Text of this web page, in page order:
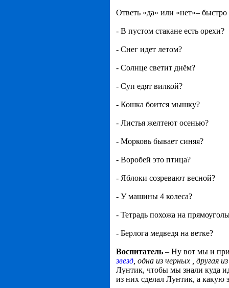
Ответь «да» или «нет»– быстро
- В пустом стакане есть орехи?
- Снег идет летом?
- Солнце светит днём?
- Суп едят вилкой?
- Кошка боится мышку?
- Листья желтеют осенью?
- Морковь бывает синяя?
- Воробей это птица?
- Яблоки созревают весной?
- У машины 4 колеса?
- Тетрадь похожа на
- Берлога медведя на ветке?
Воспитатель – Ну вот мы и
звезд , одна из черных , другая
Лунтик, чтобы мы знали куда
из них сделал Лунтик, а какую